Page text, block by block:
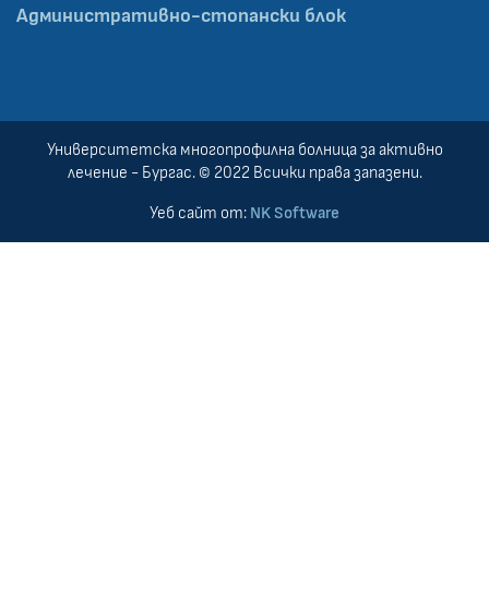
Административно-стопански блок
Университетска многопрофилна болница за активно
лечение - Бургас. © 2022 Всички права запазени.
Уеб сайт от: NK Software